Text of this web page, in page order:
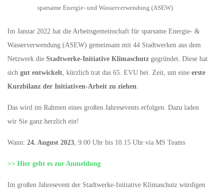
sparsame Energie- und Wasserverwendung (ASEW)
Im Januar 2022 hat die Arbeitsgemeinschaft für sparsame Energie- &
Wasserverwendung (ASEW) gemeinsam mit 44 Stadtwerken aus dem
Netzwerk die Stadtwerke-Initiative Klimaschutz gegründet. Diese hat
sich gut entwickelt, kürzlich trat das 65. EVU bei. Zeit, um eine erste
Kurzbilanz der Initiativen-Arbeit zu ziehen.
Das wird im Rahmen eines großen Jahresevents erfolgen. Dazu laden
wir Sie ganz herzlich ein!
Wann: 24. August 2023, 9.00 Uhr bis 10.15 Uhr via MS Teams
>> Hier geht es zur Anmeldung
Im großen Jahresevent der Stadtwerke-Initiative Klimaschutz würdigen